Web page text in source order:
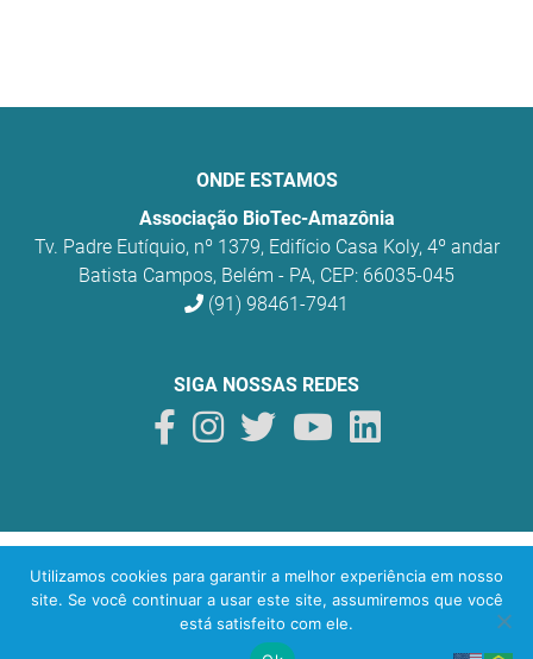
ONDE ESTAMOS
Associação BioTec-Amazônia
Tv. Padre Eutíquio, nº 1379, Edifício Casa Koly, 4º andar
Batista Campos, Belém - PA, CEP: 66035-045
(91) 98461-7941
SIGA NOSSAS REDES
BioTec Amazônia
© 2026 Todos os direitos reservados.
O uso sustentável da biodiversidade na Amazônia
Desenvolvido poryeti
Utilizamos cookies para garantir a melhor experiência em nosso
site. Se você continuar a usar este site, assumiremos que você
está satisfeito com ele.